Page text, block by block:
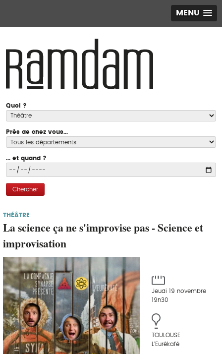
MENU
Quoi ?
Près de chez vous...
... et quand ?
Chercher
THÉÂTRE
La science ça ne s'improvise pas - Science et
improvisation
Jeudi 19 novembre
19h30
TOULOUSE
L'Eurêkafé